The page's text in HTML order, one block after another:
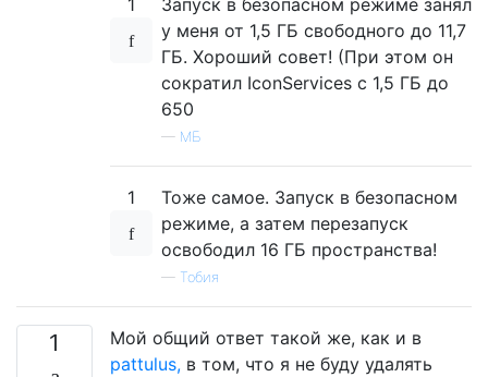
у меня от 1,5 ГБ свободного до 11,7
ГБ. Хороший совет! (При этом он
сократил IconServices с 1,5 ГБ до
650
— МБ
1
Тоже самое. Запуск в безопасном
режиме, а затем перезапуск
освободил 16 ГБ пространства!
— Тобия
1
Мой общий ответ такой же, как и в
pattulus, в том, что я не буду удалять